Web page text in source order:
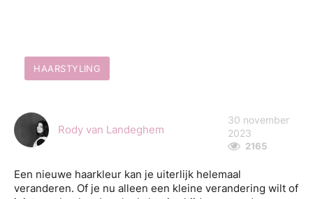
HAARSTYLING
Rody van Landeghem
30 november
2023
2165
Een nieuwe haarkleur kan je uiterlijk helemaal
veranderen. Of je nu alleen een kleine verandering wilt of